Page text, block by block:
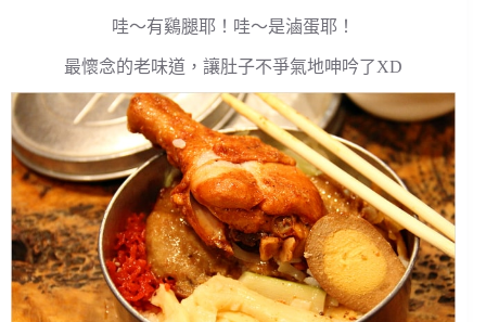
哇～有鷄腿耶！哇～是滷蛋耶！
最懷念的老味道，讓肚子不爭氣地呻吟了XD